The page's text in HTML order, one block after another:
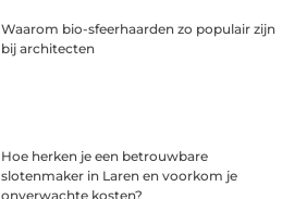
Waarom bio-sfeerhaarden zo populair zijn
bij architecten
Hoe herken je een betrouwbare
slotenmaker in Laren en voorkom je
onverwachte kosten?